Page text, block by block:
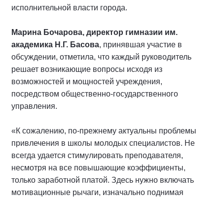
исполнительной власти города.
Марина Бочарова, директор гимназии им.
академика Н.Г. Басова, принявшая участие в
обсуждении, отметила, что каждый руководитель
решает возникающие вопросы исходя из
возможностей и мощностей учреждения,
посредством общественно-государственного
управления.
«К сожалению, по-прежнему актуальны проблемы
привлечения в школы молодых специалистов. Не
всегда удается стимулировать преподавателя,
несмотря на все повышающие коэффициенты,
только заработной платой. Здесь нужно включать
мотивационные рычаги, изначально поднимая